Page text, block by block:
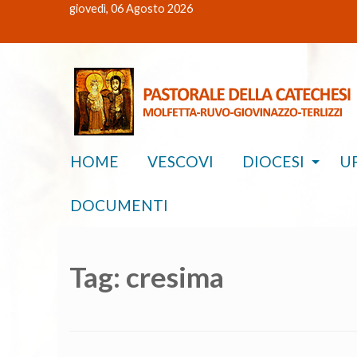
giovedì, 06 Agosto 2026
HOME VESCOVI DIOCESI
DOCUMENTI
Tag: cresima